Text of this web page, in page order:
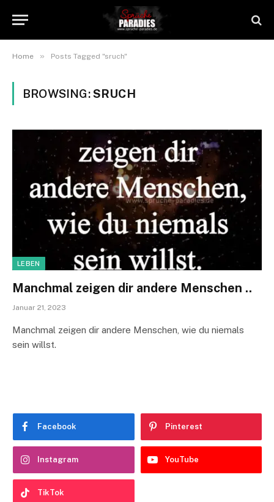
Home » Posts Tagged "sruch"
BROWSING:SRUCH
LEBEN
Manchmal zeigen dir andere Menschen ..
Januar 21, 2023
Manchmal zeigen dir andere Menschen, wie du niemals
sein willst.
Facebook Pinterest
Instagram YouTube
TikTok